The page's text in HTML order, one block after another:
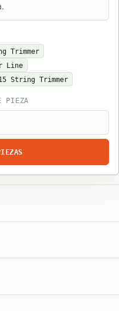
Trimmer
Line
String Trimmer
PIEZA